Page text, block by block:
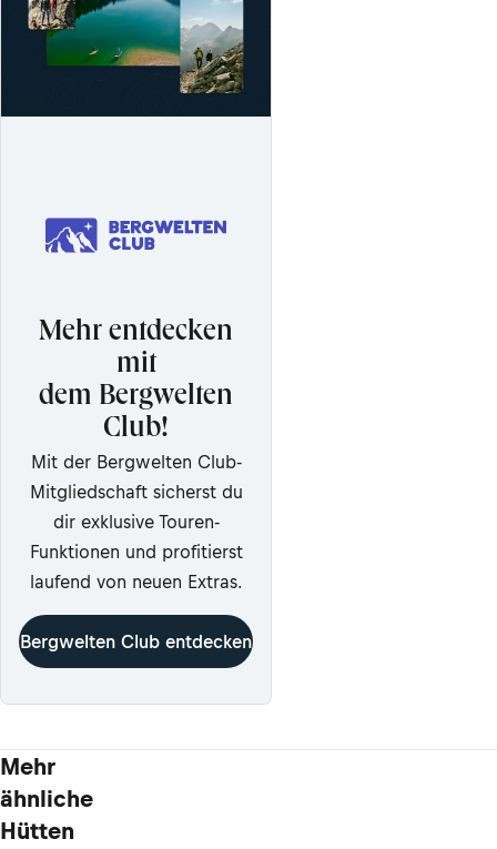
Mehr entdecken
mit
dem Bergwelten
Club!
Mit der Bergwelten Club-
Mitgliedschaft sicherst du
dir exklusive Touren-
Funktionen und profitierst
laufend von neuen Extras.
Bergwelten Club entdecken
Mehr
ähnliche
Hütten